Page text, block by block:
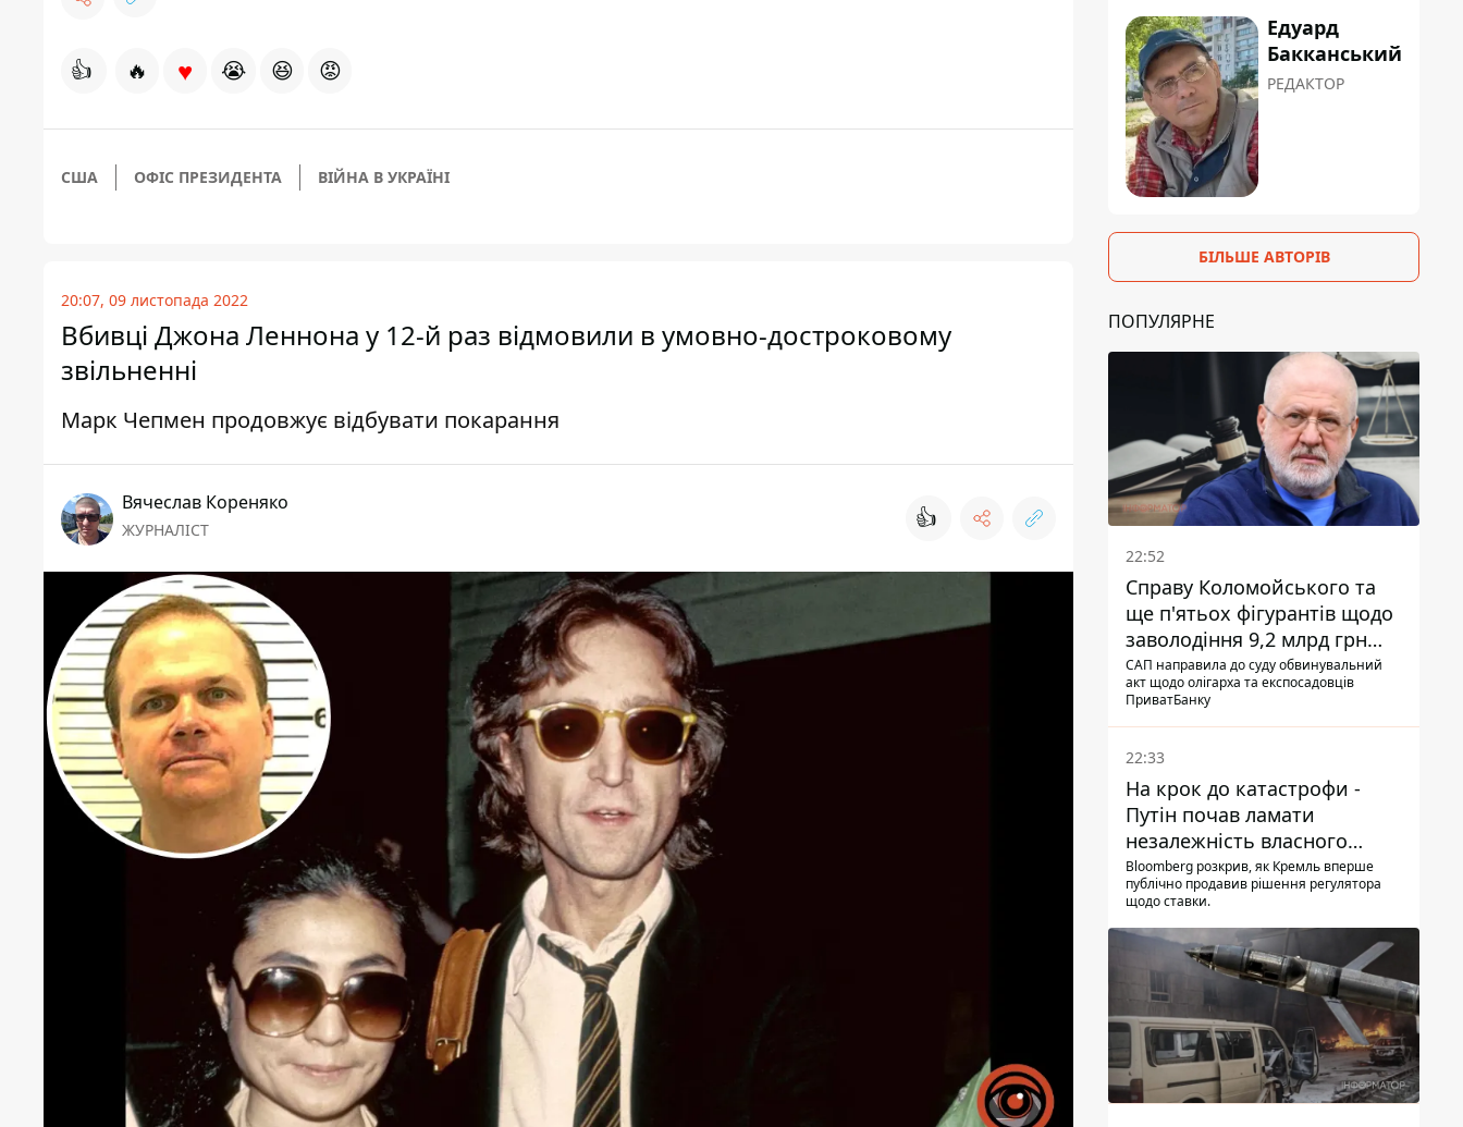
👍 🔥 ♥ 😭 😆 😡
США ОФІС ПРЕЗИДЕНТА ВІЙНА В УКРАЇНІ
20:07, 09 листопада 2022
Вбивці Джона Леннона у 12-й раз відмовили в умовно-достроковому
звільненні
Марк Чепмен продовжує відбувати покарання
Вячеслав Кореняко
ЖУРНАЛІСТ 👍
Едуард
Бакканський
РЕДАКТОР
БІЛЬШЕ АВТОРІВ
ПОПУЛЯРНЕ
22:52
Справу Коломойського та
ще п'ятьох фігурантів щодо
заволодіння 9,2 млрд грн
ПриватБанку скерували до
суду
САП направила до суду обвинувальний
акт щодо олігарха та експосадовців
ПриватБанку
22:33
На крок до катастрофи -
Путін почав ламати
незалежність власного
Центробанку, змусивши
знизити базову ставку
Bloomberg розкрив, як Кремль вперше
публічно продавив рішення регулятора
щодо ставки.